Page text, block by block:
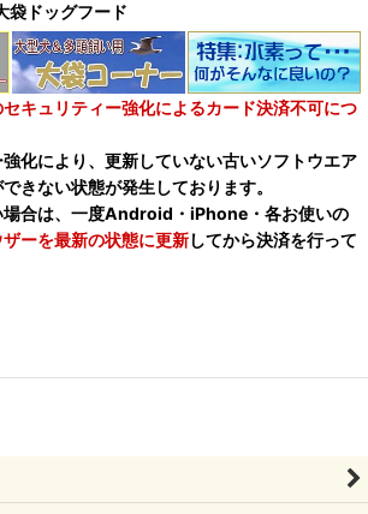
袋ドッグフード
キュリティー強化によるカード決済不可につ
化により、更新していない古いソフトウエア
きない状態が発生しております。
場合は、一度Android・iPhone・各お使いの
ーを最新の状態に更新してから決済を行って